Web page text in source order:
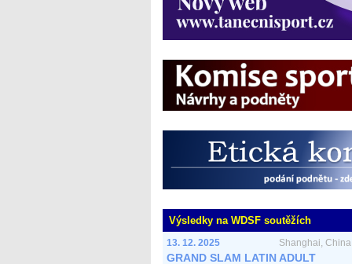
Výsledky na WDSF soutěžích
13. 12. 2025 Shanghai,
GRAND SLAM LATIN ADULT